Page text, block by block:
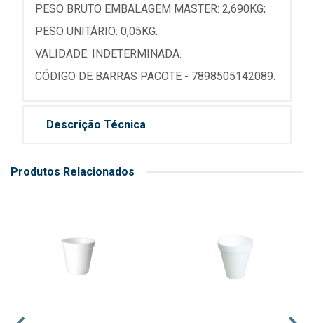
PESO BRUTO EMBALAGEM MASTER: 2,690KG;
PESO UNITÁRIO: 0,05KG.
VALIDADE: INDETERMINADA.
CÓDIGO DE BARRAS PACOTE - 7898505142089.
Descrição Técnica
Produtos Relacionados